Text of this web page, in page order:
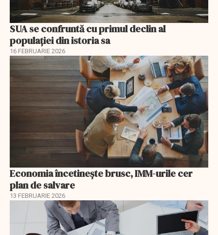
SUA se confruntă cu primul declin al
populației din istoria sa
16 FEBRUARIE 2026
Economia încetinește brusc, IMM-urile cer
plan de salvare
13 FEBRUARIE 2026